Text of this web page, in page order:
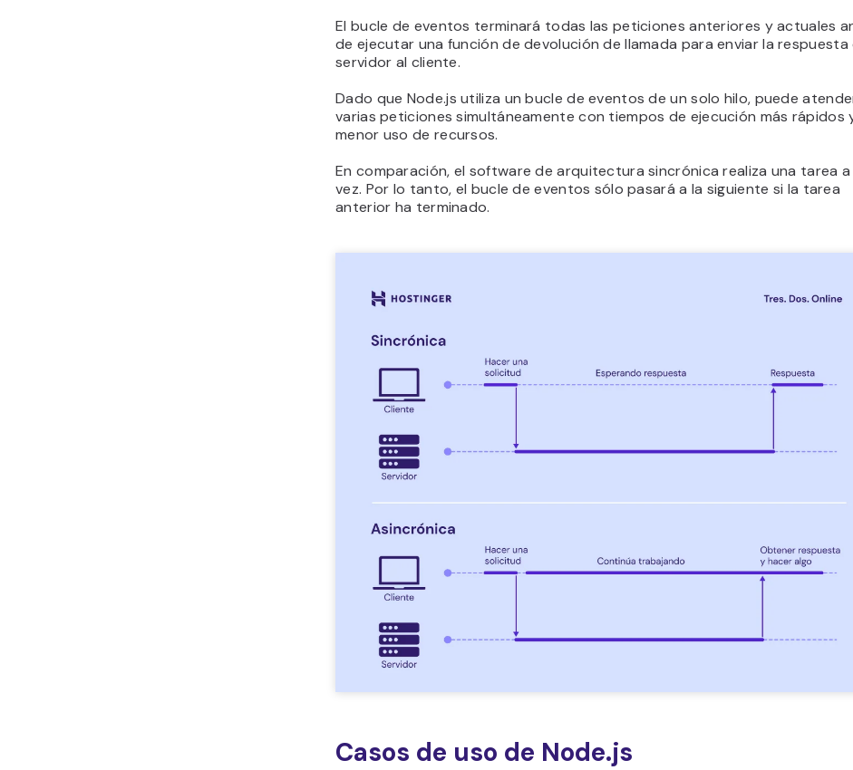
El bucle de eventos terminará todas las peticiones anteriores y actuales
de ejecutar una función de devolución de llamada para enviar la respuesta
servidor al cliente.
Dado que Node.js utiliza un bucle de eventos de un solo hilo, puede
varias peticiones simultáneamente con tiempos de ejecución más rápidos
menor uso de recursos.
En comparación, el software de arquitectura sincrónica realiza una tarea a
vez. Por lo tanto, el bucle de eventos sólo pasará a la siguiente si la tarea
anterior ha terminado.
Casos de uso de Node.js